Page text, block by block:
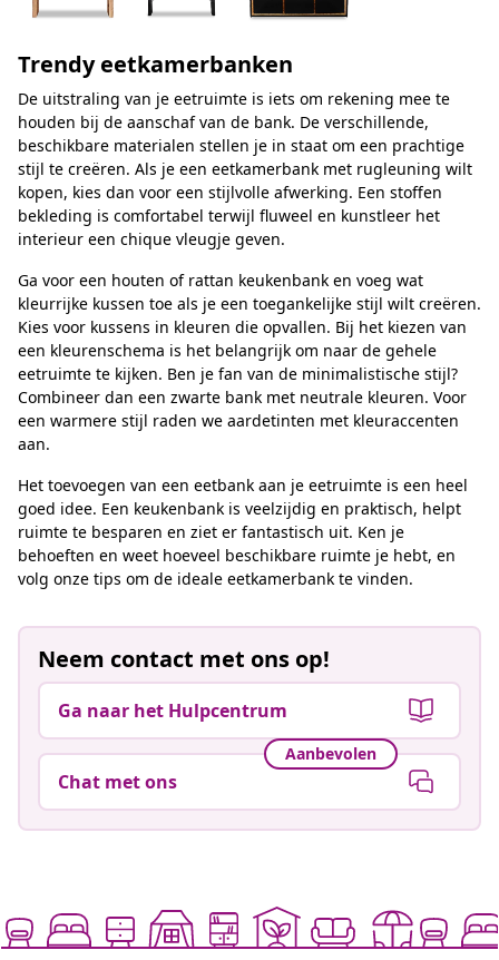
Trendy eetkamerbanken
De uitstraling van je eetruimte is iets om rekening mee te
houden bij de aanschaf van de bank. De verschillende,
beschikbare materialen stellen je in staat om een prachtige
stijl te creëren. Als je een eetkamerbank met rugleuning wilt
kopen, kies dan voor een stijlvolle afwerking. Een stoffen
bekleding is comfortabel terwijl fluweel en kunstleer het
interieur een chique vleugje geven.
Ga voor een houten of rattan keukenbank en voeg wat
kleurrijke kussen toe als je een toegankelijke stijl wilt creëren.
Kies voor kussens in kleuren die opvallen. Bij het kiezen van
een kleurenschema is het belangrijk om naar de gehele
eetruimte te kijken. Ben je fan van de minimalistische stijl?
Combineer dan een zwarte bank met neutrale kleuren. Voor
een warmere stijl raden we aardetinten met kleuraccenten
aan.
Het toevoegen van een eetbank aan je eetruimte is een heel
goed idee. Een keukenbank is veelzijdig en praktisch, helpt
ruimte te besparen en ziet er fantastisch uit. Ken je
behoeften en weet hoeveel beschikbare ruimte je hebt, en
volg onze tips om de ideale eetkamerbank te vinden.
Neem contact met ons op!
Ga naar het Hulpcentrum
Aanbevolen
Chat met ons